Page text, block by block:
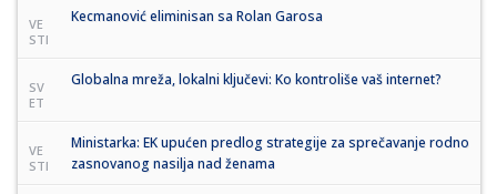
VE
STI
Kecmanović eliminisan sa Rolan Garosa
SV
ET
Globalna mreža, lokalni ključevi: Ko kontroliše vaš internet?
VE
STI
Ministarka: EK upućen predlog strategije za sprečavanje rodno
zasnovanog nasilja nad ženama